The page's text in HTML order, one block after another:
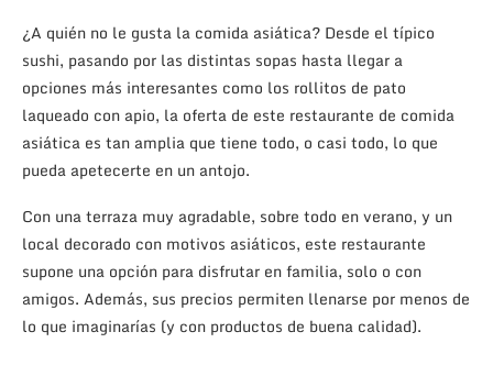
¿A quién no le gusta la comida asiática? Desde el típico
sushi, pasando por las distintas sopas hasta llegar a
opciones más interesantes como los rollitos de pato
laqueado con apio, la oferta de este restaurante de comida
asiática es tan amplia que tiene todo, o casi todo, lo que
pueda apetecerte en un antojo.
Con una terraza muy agradable, sobre todo en verano, y un
local decorado con motivos asiáticos, este restaurante
supone una opción para disfrutar en familia, solo o con
amigos. Además, sus precios permiten llenarse por menos de
lo que imaginarías (y con productos de buena calidad).